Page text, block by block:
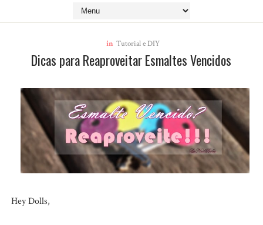
in Tutorial e DIY
Dicas para Reaproveitar Esmaltes Vencidos
Hey Dolls,